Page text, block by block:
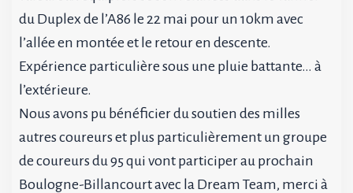
du Duplex de l’A86 le 22 mai pour un 10km avec
l’allée en montée et le retour en descente.
Expérience particulière sous une pluie battante… à
l’extérieure.
Nous avons pu bénéficier du soutien des milles
autres coureurs et plus particulièrement un groupe
de coureurs du 95 qui vont participer au prochain
Boulogne-Billancourt avec la Dream Team, merci à